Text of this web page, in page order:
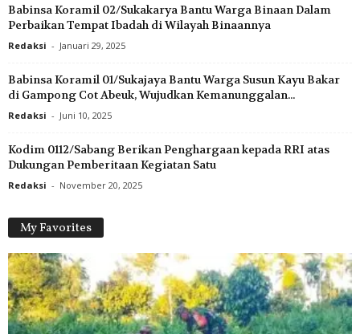
Babinsa Koramil 02/Sukakarya Bantu Warga Binaan Dalam
Perbaikan Tempat Ibadah di Wilayah Binaannya
Redaksi - Januari 29, 2025
Babinsa Koramil 01/Sukajaya Bantu Warga Susun Kayu Bakar
di Gampong Cot Abeuk, Wujudkan Kemanunggalan...
Redaksi - Juni 10, 2025
Kodim 0112/Sabang Berikan Penghargaan kepada RRI atas
Dukungan Pemberitaan Kegiatan Satu
Redaksi - November 20, 2025
My Favorites